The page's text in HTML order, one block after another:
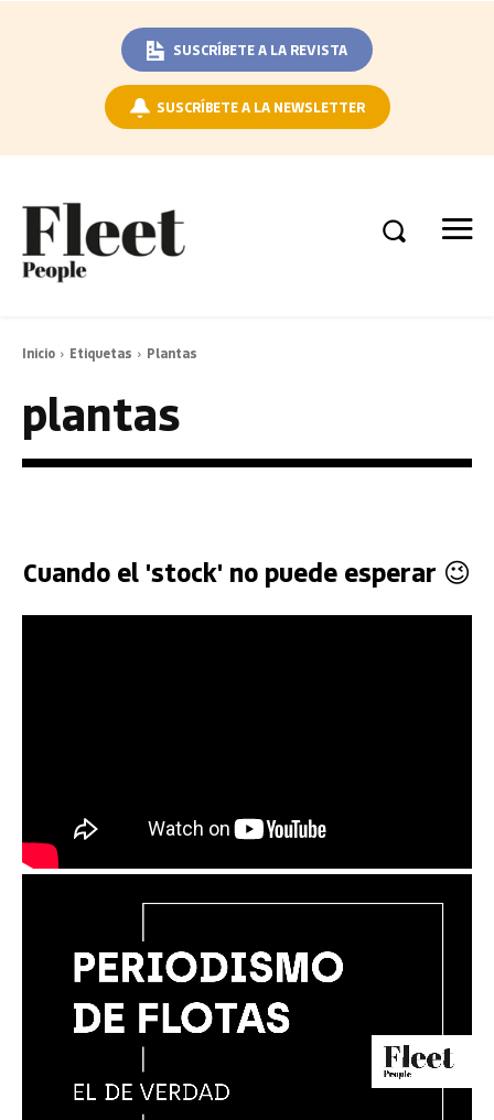
SUSCRÍBETE A LA REVISTA
SUSCRÍBETE A LA NEWSLETTER
Inicio Etiquetas Plantas
plantas
Cuando el 'stock' no puede esperar 😉